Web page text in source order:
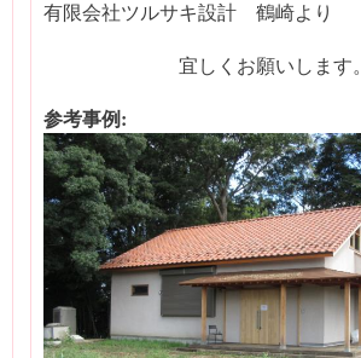
有限会社ツルサキ設計 鶴崎より
宜しくお願いします。
参考事例: